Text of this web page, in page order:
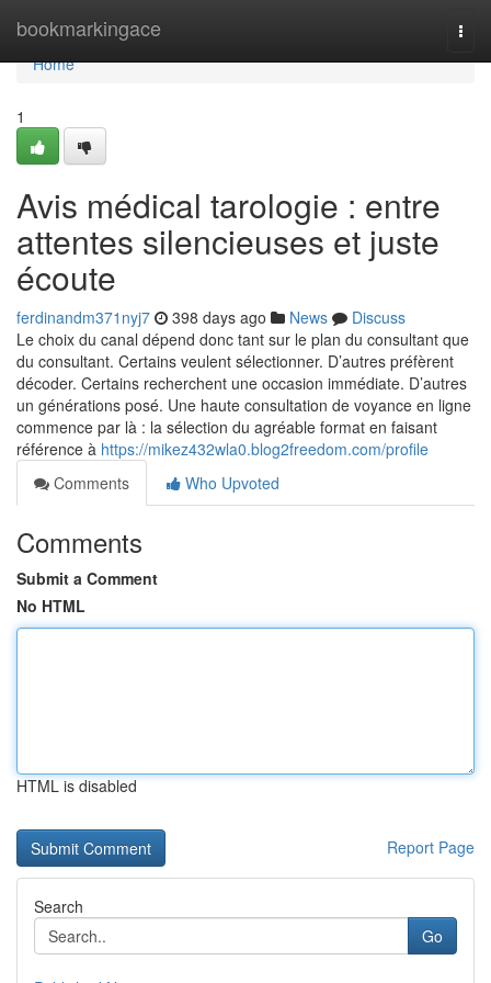
bookmarkingace
Home
Home
1
Avis médical tarologie : entre
attentes silencieuses et juste
écoute
ferdinandm371nyj7 398 days ago News
Discuss
Le choix du canal dépend donc tant sur le plan du consultant que
du consultant. Certains veulent sélectionner. D’autres préfèrent
décoder. Certains recherchent une occasion immédiate. D’autres
un générations posé. Une haute consultation de voyance en ligne
commence par là : la sélection du agréable format en faisant
référence à https://mikez432wla0.blog2freedom.com/profile
Comments
Who Upvoted
Comments
Submit a Comment
No HTML
HTML is disabled
Report Page
Search
Go